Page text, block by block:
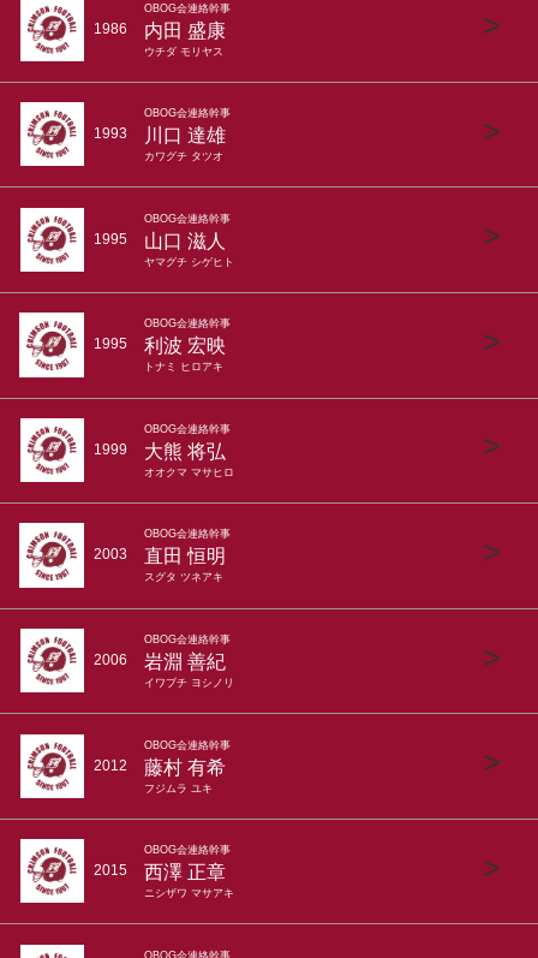
1986
OBOG会連絡幹事
内田 盛康
ウチダ モリヤス
>
1993
OBOG会連絡幹事
川口 達雄
カワグチ タツオ
>
1995
OBOG会連絡幹事
山口 滋人
ヤマグチ シゲヒト
>
1995
OBOG会連絡幹事
利波 宏映
トナミ ヒロアキ
>
1999
OBOG会連絡幹事
大熊 将弘
オオクマ マサヒロ
>
2003
OBOG会連絡幹事
直田 恒明
スグタ ツネアキ
>
2006
OBOG会連絡幹事
岩淵 善紀
イワブチ ヨシノリ
>
2012
OBOG会連絡幹事
藤村 有希
フジムラ ユキ
>
2015
OBOG会連絡幹事
西澤 正章
ニシザワ マサアキ
>
OBOG会連絡幹事